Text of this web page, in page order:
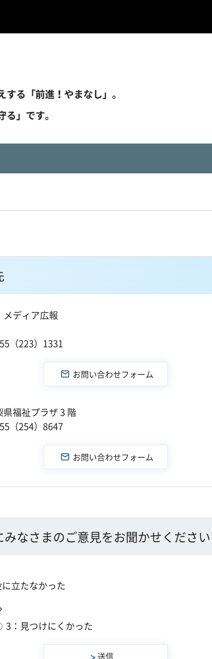
る「前進！やまなし」。
」です。
メディア広報
（223）1331
福祉プラザ 3 階
（254）8647
なさまのご意見をお聞かせください
立たなかった
3：見つけにくかった